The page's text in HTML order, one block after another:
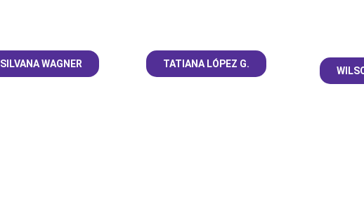
SILVANA WAGNER TATIANA LÓPEZ G.